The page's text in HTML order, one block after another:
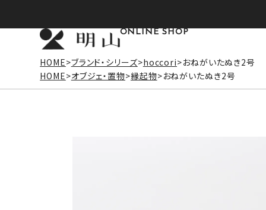
ONLINE SHOP
HOME ブランド・シリーズ hoccori
おねがいたぬき2号
HOME オブジェ・置物 縁起物 おねがいたぬき2号